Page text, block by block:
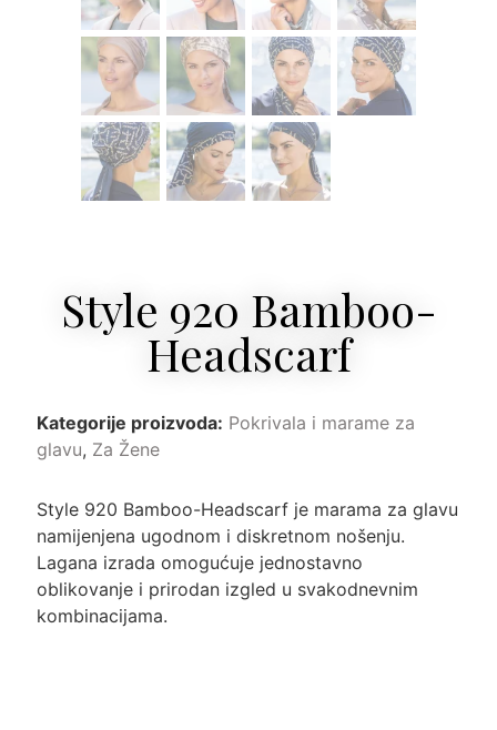
Style 920 Bamboo-
Headscarf
Kategorije proizvoda: Pokrivala i marame za
glavu, Za Žene
Style 920 Bamboo-Headscarf je marama za glavu
namijenjena ugodnom i diskretnom nošenju.
Lagana izrada omogućuje jednostavno
oblikovanje i prirodan izgled u svakodnevnim
kombinacijama.